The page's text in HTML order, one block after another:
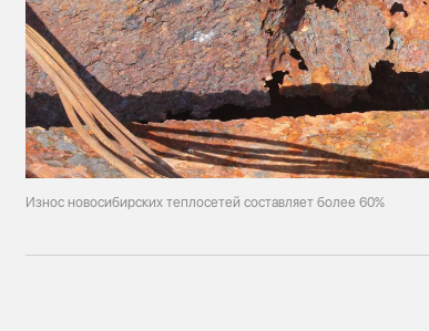
Износ новосибирских теплосетей составляет более 60%